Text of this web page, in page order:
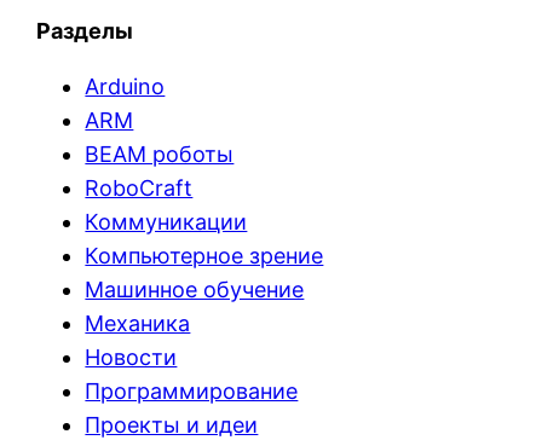
Разделы
Arduino
ARM
BEAM роботы
RoboCraft
Коммуникации
Компьютерное зрение
Машинное обучение
Механика
Новости
Программирование
Проекты и идеи